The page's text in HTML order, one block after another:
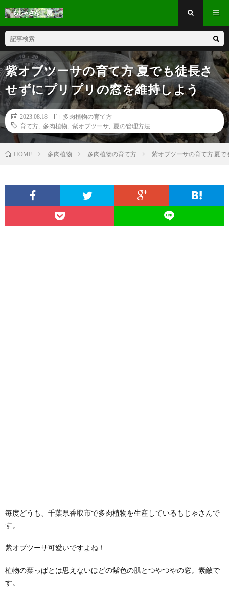
紫オブツーサの育て方 夏でも徒長さ
せずにプリプリの窓を維持しよう
2023.08.18
多肉植物の育て方
育て方
多肉植物 紫オブツーサ 夏の管理方法
HOME 多肉植物 多肉植物の育て方 紫オブツーサの育て方 夏
毎度どうも、千葉県香取市で多肉植物を生産しているもじゃさんで
す。
紫オブツーサ可愛いですよね！
植物の葉っぱとは思えないほどの紫色の肌とつやつやの窓。素敵で
す。